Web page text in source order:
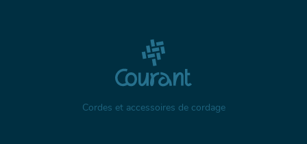
Cordes et accessoires de cordage